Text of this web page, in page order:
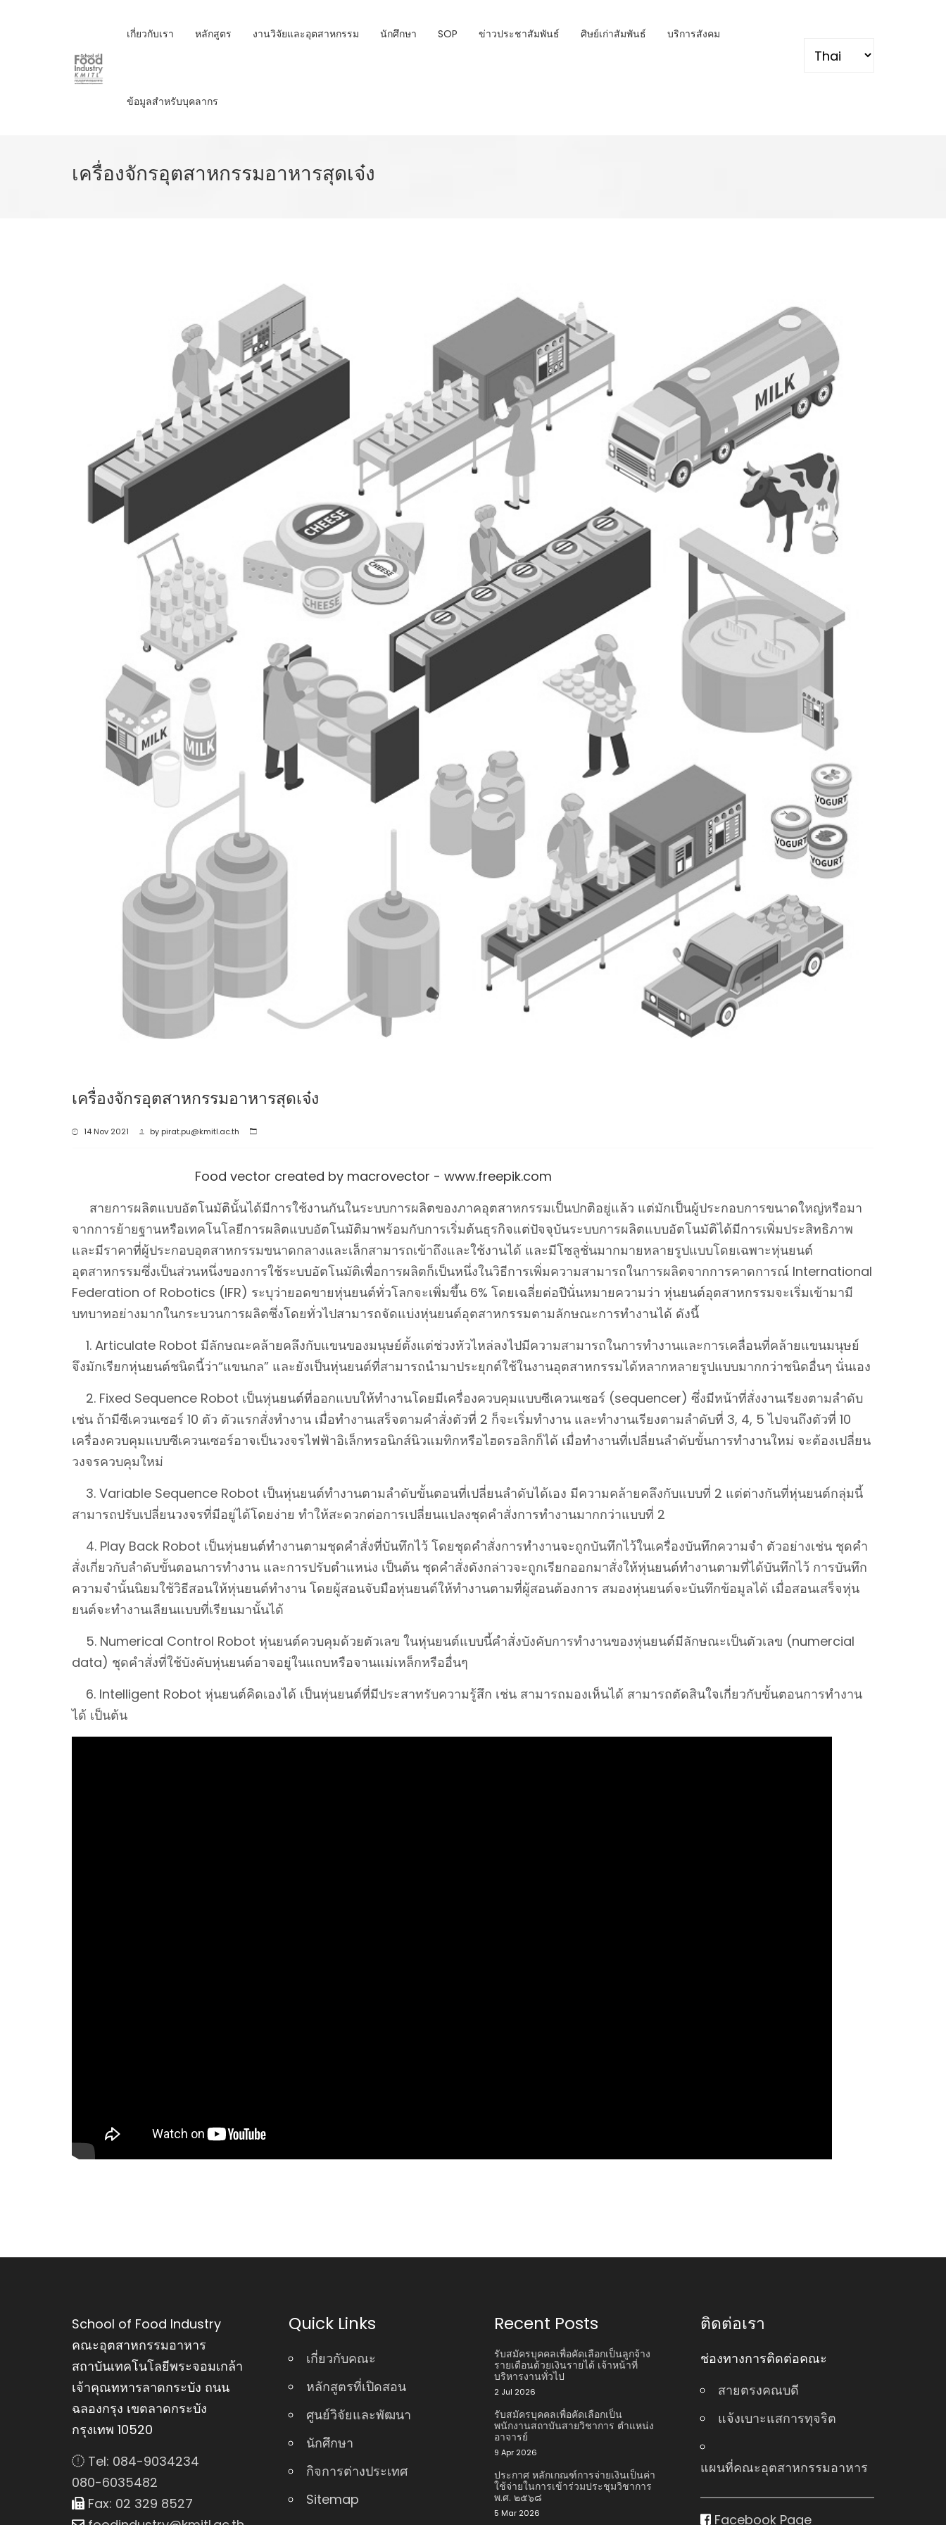
เกี่ยวกับเรา หลักสูตร งานวิจัยและอุตสาหกรรม นักศึกษา SOP ข่าวประชาสัมพันธ์ ศิษย์เก่าสัมพันธ์ บริการสังคม
ข้อมูลสำหรับบุคลากร
เครื่องจักรอุตสาหกรรมอาหารสุดเจ๋ง
เครื่องจักรอุตสาหกรรมอาหารสุดเจ๋ง
14 Nov 2021 by pirat.pu@kmitl.ac.th
Food vector created by macrovector - www.freepik.com
สายการผลิตแบบอัตโนมัตินั้นได้มีการใช้งานกันในระบบการผลิตของภาคอุตสาหกรรมเป็นปกติอยู่แล้ว แต่มักเป็นผู้ประกอบการขนาดใหญ่หรือมา
จากการย้ายฐานหรือเทคโนโลยีการผลิตแบบอัตโนมัติมาพร้อมกับการเริ่มต้นธุรกิจแต่ปัจจุบันระบบการผลิตแบบอัตโนมัติได้มีการเพิ่มประสิทธิภาพ
และมีราคาที่ผู้ประกอบอุตสาหกรรมขนาดกลางและเล็กสามารถเข้าถึงและใช้งานได้ และมีโซลูชั่นมากมายหลายรูปแบบโดยเฉพาะหุ่นยนต์
อุตสาหกรรมซึ่งเป็นส่วนหนึ่งของการใช้ระบบอัตโนมัติเพื่อการผลิตก็เป็นหนึ่งในวิธีการเพิ่มความสามารถในการผลิตจากการคาดการณ์ International
Federation of Robotics (IFR) ระบุว่ายอดขายหุ่นยนต์ทั่วโลกจะเพิ่มขึ้น 6% โดยเฉลี่ยต่อปีนั่นหมายความว่า หุ่นยนต์อุตสาหกรรมจะเริ่มเข้ามามี
บทบาทอย่างมากในกระบวนการผลิตซึ่งโดยทั่วไปสามารถจัดแบ่งหุ่นยนต์อุตสาหกรรมตามลักษณะการทำงานได้ ดังนี้
1. Articulate Robot มีลักษณะคล้ายคลึงกับแขนของมนุษย์ตั้งแต่ช่วงหัวไหล่ลงไปมีความสามารถในการทำงานและการเคลื่อนที่คล้ายแขนมนุษย์
จึงมักเรียกหุ่นยนต์ชนิดนี้ว่า“แขนกล” และยังเป็นหุ่นยนต์ที่สามารถนำมาประยุกต์ใช้ในงานอุตสาหกรรมได้หลากหลายรูปแบบมากกว่าชนิดอื่นๆ นั่นเอง
2. Fixed Sequence Robot เป็นหุ่นยนต์ที่ออกแบบให้ทำงานโดยมีเครื่องควบคุมแบบซีเควนเซอร์ (sequencer) ซึ่งมีหน้าที่สั่งงานเรียงตามลำดับ
เช่น ถ้ามีซีเควนเซอร์ 10 ตัว ตัวแรกสั่งทำงาน เมื่อทำงานเสร็จตามคำสั่งตัวที่ 2 ก็จะเริ่มทำงาน และทำงานเรียงตามลำดับที่ 3, 4, 5 ไปจนถึงตัวที่ 10
เครื่องควบคุมแบบซีเควนเซอร์อาจเป็นวงจรไฟฟ้าอิเล็กทรอนิกส์นิวแมทิกหรือไฮดรอลิกก็ได้ เมื่อทำงานที่เปลี่ยนลำดับขั้นการทำงานใหม่ จะต้องเปลี่ยน
วงจรควบคุมใหม่
3. Variable Sequence Robot เป็นหุ่นยนต์ทำงานตามลำดับขั้นตอนที่เปลี่ยนลำดับได้เอง มีความคล้ายคลึงกับแบบที่ 2 แต่ต่างกันที่หุ่นยนต์กลุ่มนี้
สามารถปรับเปลี่ยนวงจรที่มีอยู่ได้โดยง่าย ทำให้สะดวกต่อการเปลี่ยนแปลงชุดคำสั่งการทำงานมากกว่าแบบที่ 2
4. Play Back Robot เป็นหุ่นยนต์ทำงานตามชุดคำสั่งที่บันทึกไว้ โดยชุดคำสั่งการทำงานจะถูกบันทึกไว้ในเครื่องบันทึกความจำ ตัวอย่างเช่น ชุดคำ
สั่งเกี่ยวกับลำดับขั้นตอนการทำงาน และการปรับตำแหน่ง เป็นต้น ชุดคำสั่งดังกล่าวจะถูกเรียกออกมาสั่งให้หุ่นยนต์ทำงานตามที่ได้บันทึกไว้ การบันทึก
ความจำนั้นนิยมใช้วิธีสอนให้หุ่นยนต์ทำงาน โดยผู้สอนจับมือหุ่นยนต์ให้ทำงานตามที่ผู้สอนต้องการ สมองหุ่นยนต์จะบันทึกข้อมูลได้ เมื่อสอนเสร็จหุ่น
ยนต์จะทำงานเลียนแบบที่เรียนมานั้นได้
5. Numerical Control Robot หุ่นยนต์ควบคุมด้วยตัวเลข ในหุ่นยนต์แบบนี้คำสั่งบังคับการทำงานของหุ่นยนต์มีลักษณะเป็นตัวเลข (numercial
data) ชุดคำสั่งที่ใช้บังคับหุ่นยนต์อาจอยู่ในแถบหรือจานแม่เหล็กหรืออื่นๆ
6. Intelligent Robot หุ่นยนต์คิดเองได้ เป็นหุ่นยนต์ที่มีประสาทรับความรู้สึก เช่น สามารถมองเห็นได้ สามารถตัดสินใจเกี่ยวกับขั้นตอนการทำงาน
ได้ เป็นต้น
School of Food Industry
คณะอุตสาหกรรมอาหาร
สถาบันเทคโนโลยีพระจอมเกล้า
เจ้าคุณทหารลาดกระบัง ถนน
ฉลองกรุง เขตลาดกระบัง
กรุงเทพ 10520
Tel: 084-9034234
080-6035482
Fax: 02 329 8527
Quick Links
เกี่ยวกับคณะ
หลักสูตรที่เปิดสอน
ศูนย์วิจัยและพัฒนา
นักศึกษา
กิจการต่างประเทศ
Sitemap
Recent Posts
รับสมัครบุคคลเพื่อคัดเลือกเป็นลูกจ้าง
รายเดือนด้วยเงินรายได้ เจ้าหน้าที่
บริหารงานทั่วไป
2 Jul 2026
รับสมัครบุคคลเพื่อคัดเลือกเป็น
พนักงานสถาบันสายวิชาการ ตําแหน่ง
อาจารย์
9 Apr 2026
ประกาศ หลักเกณฑ์การจ่ายเงินเป็นค่า
ใช้จ่ายในการเข้าร่วมประชุมวิชาการ
พ.ศ. ๒๕๖๘
5 Mar 2026
ติดต่อเรา
ช่องทางการติดต่อคณะ
สายตรงคณบดี
แจ้งเบาะแสการทุจริต
แผนที่คณะอุตสาหกรรมอาหาร
Facebook Page